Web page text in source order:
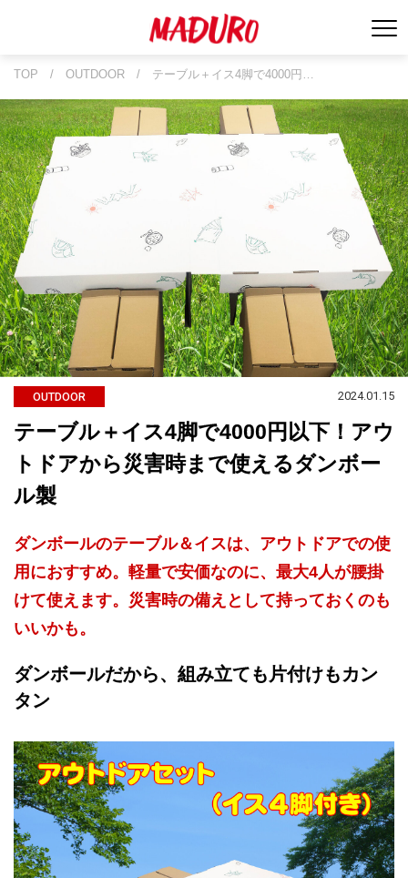
TOP / OUTDOOR / テーブル＋イス4脚で4000円…
OUTDOOR 2024.01.15
テーブル＋イス4脚で4000円以下！アウ
トドアから災害時まで使えるダンボー
ル製
ダンボールのテーブル＆イスは、アウトドアでの使
用におすすめ。軽量で安価なのに、最大4人が腰掛
けて使えます。災害時の備えとして持っておくのも
いいかも。
ダンボールだから、組み立ても片付けもカン
タン